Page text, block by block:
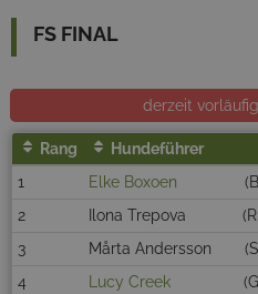
FS FINAL
derzeit
Rang Hundeführer
1
Elke Boxoen
2
Ilona Trepova
3
Mårta Andersson
4
Lucy Creek